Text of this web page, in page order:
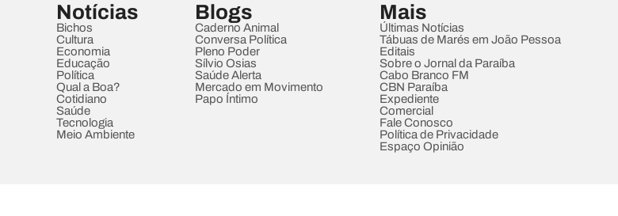
Notícias
Bichos
Cultura
Economia
Educação
Política
Qual a Boa?
Cotidiano
Saúde
Tecnologia
Meio Ambiente
Blogs
Caderno Animal
Conversa Política
Pleno Poder
Sílvio Osias
Saúde Alerta
Mercado em Movimento
Papo Íntimo
Mais
Últimas Notícias
Tábuas de Marés em João Pessoa
Editais
Sobre o Jornal da Paraíba
Cabo Branco FM
CBN Paraíba
Expediente
Comercial
Fale Conosco
Política de Privacidade
Espaço Opinião